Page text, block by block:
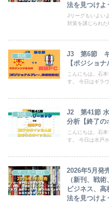
法を見つけよ
Jリーグもいよい
対策を講じられた
戦術
J3 第6節
【ポジショ
こんにちは。石
す。 今日はギラ
戦術
J2 第41節
分析【終了の
こんにちは。石
す。 今日は水戸
サッカー観戦
2026年5月
（新刊、戦
ビジネス、
法を見つけよ